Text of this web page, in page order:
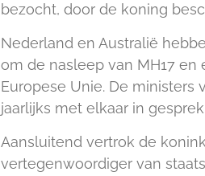
bezocht, door de koning
Nederland en Australië
om de nasleep van MH17
Europese Unie. De
jaarlijks met elkaar in gesprek.
Aansluitend vertrok de
vertegenwoordiger van